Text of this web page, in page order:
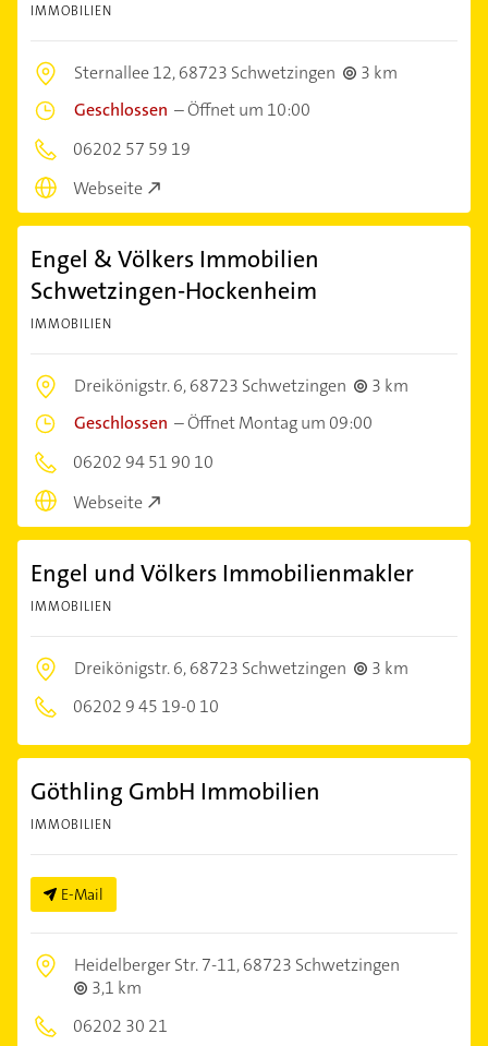
IMMOBILIEN
Sternallee 12,68723 Schwetzingen
3 km
Geschlossen –Öffnet um 10:00
06202 57 59 19
Webseite
Engel & Völkers Immobilien
Schwetzingen-Hockenheim
IMMOBILIEN
Dreikönigstr. 6,68723 Schwetzingen
3 km
Geschlossen –Öffnet Montag um 09:00
06202 94 51 90 10
Webseite
Engel und Völkers Immobilienmakler
IMMOBILIEN
Dreikönigstr. 6,68723 Schwetzingen
3 km
06202 9 45 19-0 10
Göthling GmbH Immobilien
IMMOBILIEN
E-Mail
Heidelberger Str. 7-11,68723 Schwetzingen
3,1 km
06202 30 21